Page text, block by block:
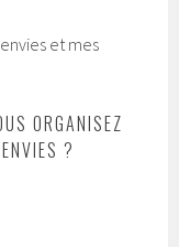
et mes
ORGANISEZ
?